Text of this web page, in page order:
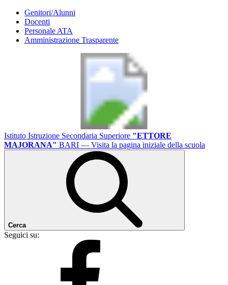
Genitori/Alunni
Docenti
Personale ATA
Amministrazione Trasparente
Istituto Istruzione Secondaria Superiore "ETTORE
MAJORANA" BARI — Visita la pagina iniziale della scuola
Cerca
Seguici su: